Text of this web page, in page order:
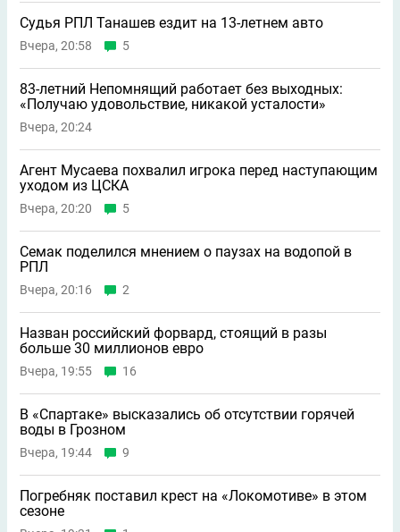
Судья РПЛ Танашев ездит на 13-летнем авто
Вчера, 20:58 5
83-летний Непомнящий работает без выходных:
«Получаю удовольствие, никакой усталости»
Вчера, 20:24
Агент Мусаева похвалил игрока перед наступающим
уходом из ЦСКА
Вчера, 20:20 5
Семак поделился мнением о паузах на водопой в
РПЛ
Вчера, 20:16 2
Назван российский форвард, стоящий в разы
больше 30 миллионов евро
Вчера, 19:55 16
В «Спартаке» высказались об отсутствии горячей
воды в Грозном
Вчера, 19:44 9
Погребняк поставил крест на «Локомотиве» в этом
сезоне